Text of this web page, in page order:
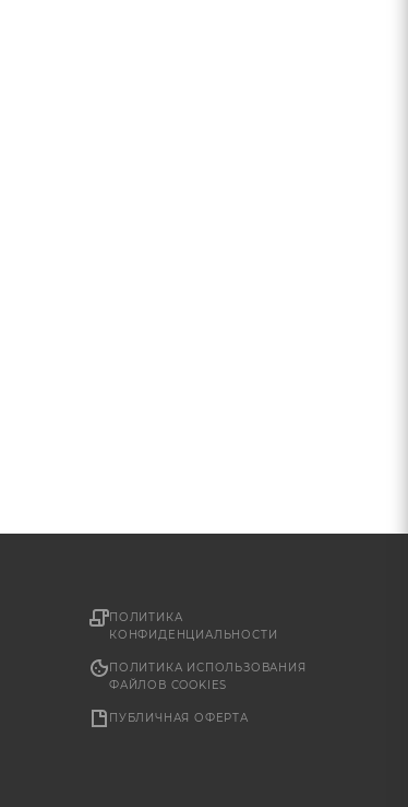
ПОЛИТИКА
КОНФИДЕНЦИАЛЬНОСТИ
ПОЛИТИКА ИСПОЛЬЗОВАНИЯ
ФАЙЛОВ COOKIES
ПУБЛИЧНАЯ ОФЕРТА